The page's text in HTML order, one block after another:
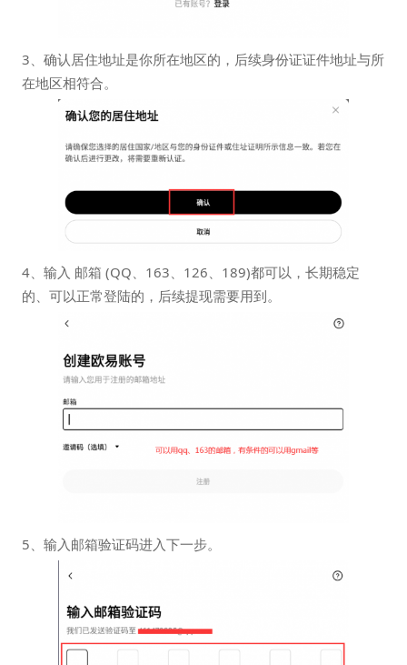
3、确认居住地址是你所在地区的，后续身份证证件地址与所
在地区相符合。
4、输入 邮箱 (QQ、163、126、189)都可以，长期稳定
的、可以正常登陆的，后续提现需要用到。
5、输入邮箱验证码进入下一步。